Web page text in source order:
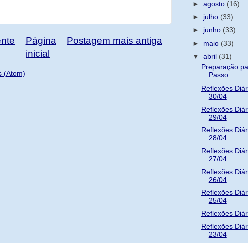
Postagem mais antiga
Página
inicial
(Atom)
►agosto (16)
► julho (33)
► junho (33)
► maio (33)
▼abril (31)
Preparação
Passo
Reflexões
30/04
Reflexões
29/04
Reflexões
28/04
Reflexões
27/04
Reflexões
26/04
Reflexões
25/04
Reflexões
Reflexões
23/04